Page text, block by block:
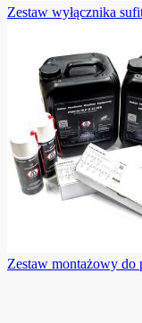
Zestaw wyłącznika
Zestaw montażowy